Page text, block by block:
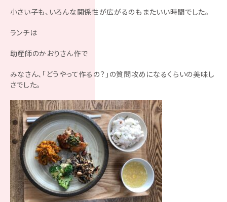
小さい子も、いろんな関係性が広がるのもまたいい時間でした。
ランチは
助産師のかおりさん作で
みなさん、「どうやって作るの？」の質問攻めになるくらいの美味し
さでした。